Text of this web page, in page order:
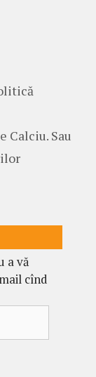
Calciu. Sau
a vă
cînd